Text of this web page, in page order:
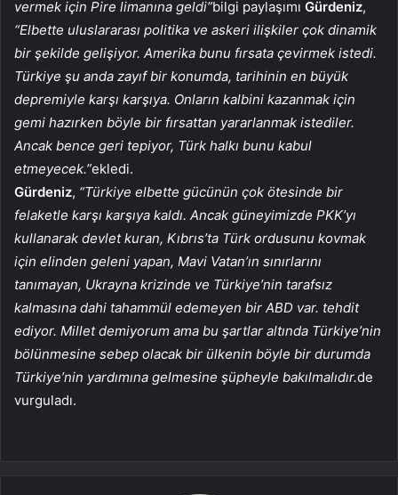
vermek için Pire limanına geldi”bilgi paylaşımı Gürdeniz,
“Elbette uluslararası politika ve askeri ilişkiler çok dinamik
bir şekilde gelişiyor. Amerika bunu fırsata çevirmek istedi.
Türkiye şu anda zayıf bir konumda, tarihinin en büyük
depremiyle karşı karşıya. Onların kalbini kazanmak için
gemi hazırken böyle bir fırsattan yararlanmak istediler.
Ancak bence geri tepiyor, Türk halkı bunu kabul
etmeyecek.”ekledi.
Gürdeniz, “Türkiye elbette gücünün çok ötesinde bir
felaketle karşı karşıya kaldı. Ancak güneyimizde PKK’yı
kullanarak devlet kuran, Kıbrıs’ta Türk ordusunu kovmak
için elinden geleni yapan, Mavi Vatan’ın sınırlarını
tanımayan, Ukrayna krizinde ve Türkiye’nin tarafsız
kalmasına dahi tahammül edemeyen bir ABD var. tehdit
ediyor. Millet demiyorum ama bu şartlar altında Türkiye’nin
bölünmesine sebep olacak bir ülkenin böyle bir durumda
Türkiye’nin yardımına gelmesine şüpheyle bakılmalıdır.de
vurguladı.